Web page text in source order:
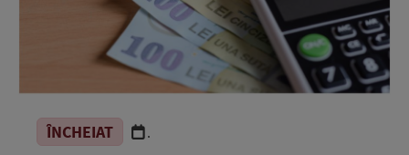
ÎNCHEIAT .